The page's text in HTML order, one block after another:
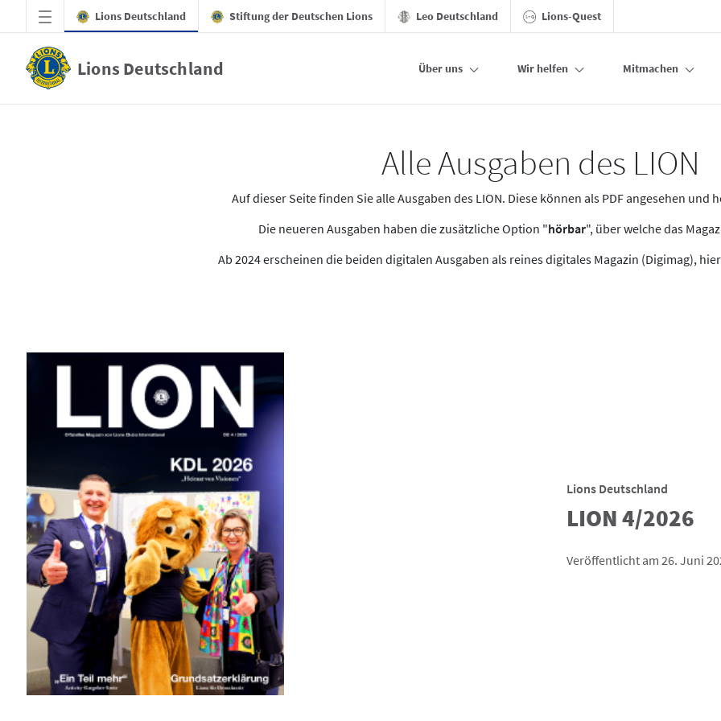
Zum Hauptinhalt springen
Lions Deutschland Stiftung der Deutschen Lions Leo Deutschland Lions-Quest
Lions Deutschland Über uns Wir helfen Mitmachen
Alle Ausgaben des LION
Auf dieser Seite finden Sie alle Ausgaben des LION. Diese können als PDF angesehen und
Die neueren Ausgaben haben die zusätzliche Option "hörbar", über welche das
Ab 2024 erscheinen die beiden digitalen Ausgaben als reines digitales Magazin (Digimag),
Lions Deutschland
LION 4/2026
Veröffentlicht am 26. Juni